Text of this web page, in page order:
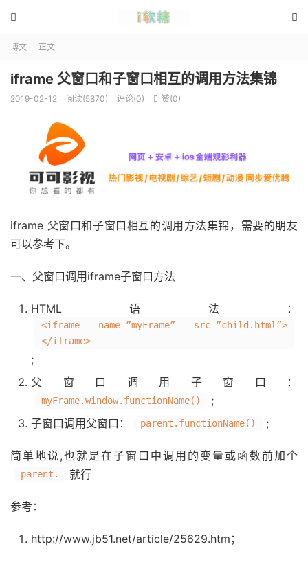


博文  正文
iframe 父窗口和子窗口相互的调用方法集锦
2019-02-12 阅读(5870) 评论(0)  赞(0)
iframe 父窗口和子窗口相互的调用方法集锦，需要的朋友
可以参考下。
一、父窗口调用iframe子窗口方法
HTML语法：
<iframe name=”myFrame” src=”child.html”>
</iframe>
;
父窗口调用子窗口：
myFrame.window.functionName()
;
子窗口调用父窗口：
parent.functionName() ;
简单地说,也就是在子窗口中调用的变量或函数前加个
parent. 就行
参考：
http://www.jb51.net/article/25629.htm；